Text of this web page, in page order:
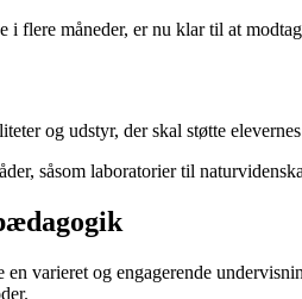
flere måneder, er nu klar til at
og udstyr, der skal støtte
såsom laboratorier til
varieret og engagerende